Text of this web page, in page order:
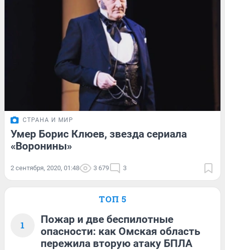
СТРАНА И МИР
Умер Борис Клюев, звезда сериала
«Воронины»
2 сентября, 2020, 01:48 3 679 3
ТОП 5
1
Пожар и две беспилотные
опасности: как Омская область
пережила вторую атаку БПЛА